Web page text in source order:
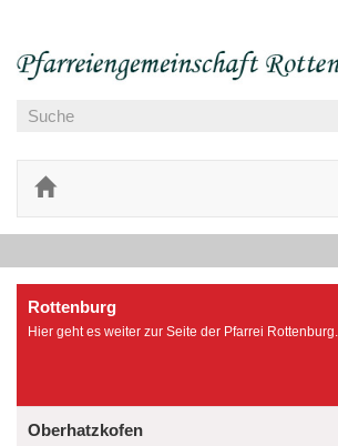
Rottenburg
Hier geht es weiter zur Seite der Pfarrei Rottenburg...
Oberhatzkofen